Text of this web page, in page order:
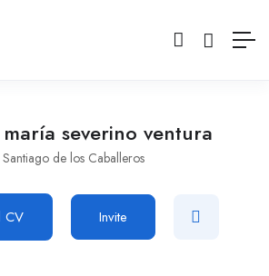
severino ventura
Santiago de los Caballeros
CV Invite